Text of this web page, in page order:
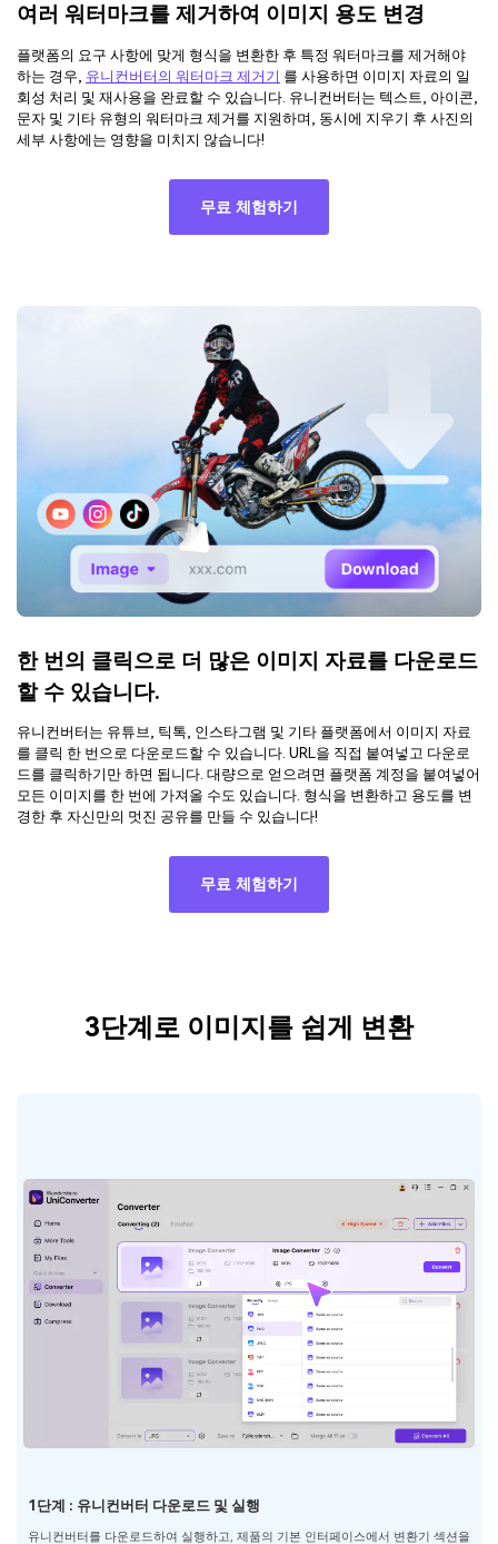
여러 워터마크를 제거하여 이미지 용도 변경
플랫폼의 요구 사항에 맞게 형식을 변환한 후 특정 워터마크를 제거해야
하는 경우, 유니컨버터의 워터마크 제거기 를 사용하면 이미지 자료의 일
회성 처리 및 재사용을 완료할 수 있습니다. 유니컨버터는 텍스트, 아이콘,
문자 및 기타 유형의 워터마크 제거를 지원하며, 동시에 지우기 후 사진의
세부 사항에는 영향을 미치지 않습니다!
무료 체험하기
한 번의 클릭으로 더 많은 이미지 자료를 다운로드
할 수 있습니다.
유니컨버터는 유튜브, 틱톡, 인스타그램 및 기타 플랫폼에서 이미지 자료
를 클릭 한 번으로 다운로드할 수 있습니다. URL을 직접 붙여넣고 다운로
드를 클릭하기만 하면 됩니다. 대량으로 얻으려면 플랫폼 계정을 붙여넣어
모든 이미지를 한 번에 가져올 수도 있습니다. 형식을 변환하고 용도를 변
경한 후 자신만의 멋진 공유를 만들 수 있습니다!
무료 체험하기
3단계로 이미지를 쉽게 변환
1단계 : 유니컨버터 다운로드 및 실행
유니컨버터를 다운로드하여 실행하고, 제품의 기본 인터페이스에서 변환기 섹션을